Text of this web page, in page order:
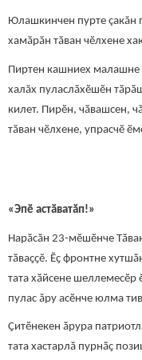
Юлашкинчен пурте çакăн
хамӑрӑн тӑван чӗлхене
Пиртен кашниех малашне
халăх пуласлӑхӗшӗн
килет. Пирӗн, чӑвашсен,
тӑван чӗлхене, упрасчӗ
«Эпӗ астӑватӑп!»
Нарӑсӑн 23-мӗшӗнче
тӑваҫҫĕ. Ӗҫ фронтне
тата хӑйсене шеллемесӗр
пулас ăру асӗнче юлма
Ҫитӗнекен ӑрура
тата хастарлӑ пурнӑҫ